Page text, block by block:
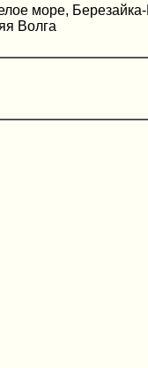
море,
Волга